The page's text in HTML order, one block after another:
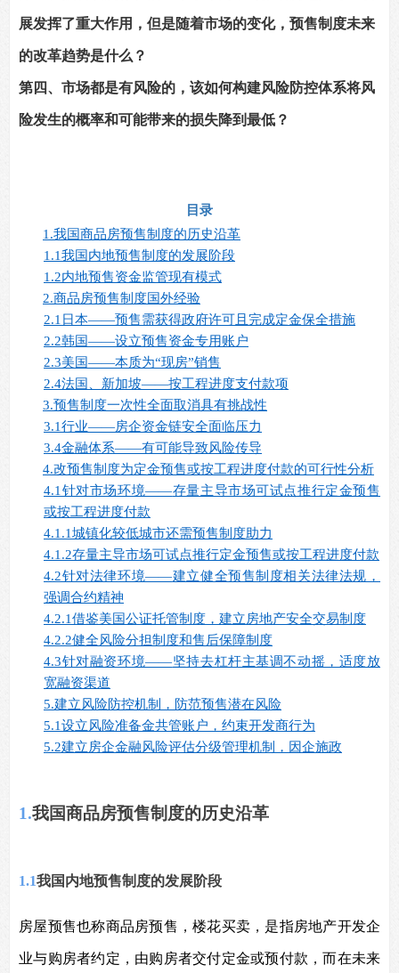
展发挥了重大作用，但是随着市场的变化，预售制度未来
的改革趋势是什么？
第四、市场都是有风险的，该如何构建风险防控体系将风
险发生的概率和可能带来的损失降到最低？
目录
1.我国商品房预售制度的历史沿革
1.1我国内地预售制度的发展阶段
1.2内地预售资金监管现有模式
2.商品房预售制度国外经验
2.1 日本——预售需获得政府许可且完成定金保全措施
2.2韩国——设立预售资金专用账户
2.3美国——本质为“现房”销售
2.4法国、新加坡——按工程进度支付款项
3.预售制度一次性全面取消具有挑战性
3.1行业——房企资金链安全面临压力
3.4金融体系——有可能导致风险传导
4.改预售制度为定金预售或按工程进度付款的可行性分析
4.1 针对市场环境——存量主导市场可试点推行定金预售
或按工程进度付款
4.1.1城镇化较低城市还需预售制度助力
4.1.2存量主导市场可试点推行定金预售或按工程进度付款
4.2针对法律环境——建立健全预售制度相关法律法规，
强调合约精神
4.2.1借鉴美国公证托管制度，建立房地产安全交易制度
4.2.2健全风险分担制度和售后保障制度
4.3针对融资环境——坚持去杠杆主基调不动摇，适度放
宽融资渠道
5.建立风险防控机制，防范预售潜在风险
5.1设立风险准备金共管账户，约束开发商行为
5.2建立房企金融风险评估分级管理机制，因企施政
1.我国商品房预售制度的历史沿革
1.1我国内地预售制度的发展阶段
房屋预售也称商品房预售，楼花买卖，是指房地产开发企
业与购房者约定，由购房者交付定金或预付款，而在未来